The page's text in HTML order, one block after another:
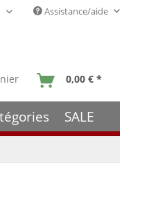
Assistance/aide
0,00 € *
SALE